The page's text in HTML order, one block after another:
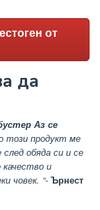
от
да
Аз се
този продукт ме
обяда си и се
качество и
човек. “- Ърнест